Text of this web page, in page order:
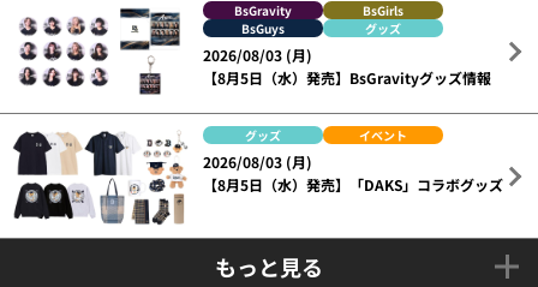
BsGravity
BsGirls
BsGuys
グッズ
2026/08/03 (月)
【8月5日（水）発売】BsGravityグッズ情報
グッズ イベント
2026/08/03 (月)
【8月5日（水）発売】「DAKS」コラボグッズ
もっと見る